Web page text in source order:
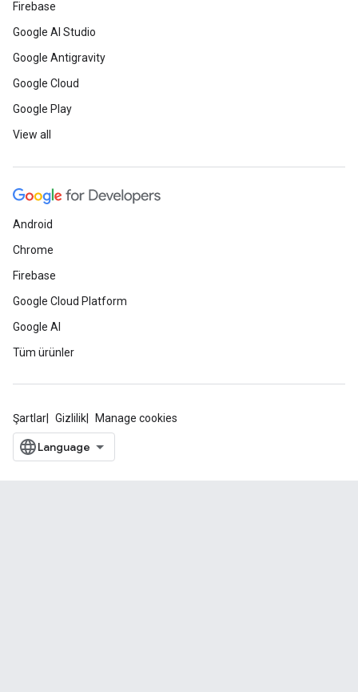
Firebase
Google AI Studio
Google Antigravity
Google Cloud
Google Play
View all
Android
Chrome
Firebase
Google Cloud Platform
Google AI
Tüm ürünler
Şartlar Gizlilik Manage cookies